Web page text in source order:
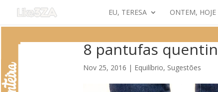
EU, TERESA ONTEM,
8 pantufas
Nov 25, 2016 | Equilíbrio, Sugestões